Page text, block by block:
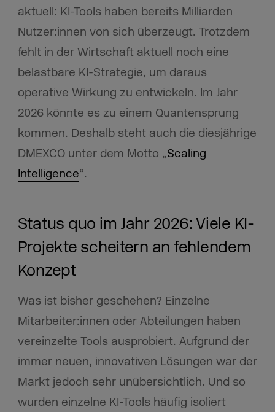
aktuell: KI-Tools haben bereits Milliarden
Nutzer:innen von sich überzeugt. Trotzdem
fehlt in der Wirtschaft aktuell noch eine
belastbare KI-Strategie, um daraus
operative Wirkung zu entwickeln. Im Jahr
2026 könnte es zu einem Quantensprung
kommen. Deshalb steht auch die diesjährige
DMEXCO unter dem Motto „Scaling
Intelligence“.
Status quo im Jahr 2026: Viele KI-
Projekte scheitern an fehlendem
Konzept
Was ist bisher geschehen? Einzelne
Mitarbeiter:innen oder Abteilungen haben
vereinzelte Tools ausprobiert. Aufgrund der
immer neuen, innovativen Lösungen war der
Markt jedoch sehr unübersichtlich. Und so
wurden einzelne KI-Tools häufig isoliert